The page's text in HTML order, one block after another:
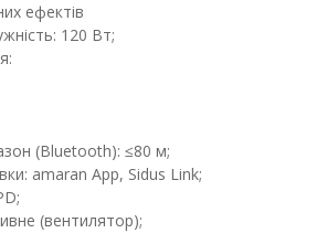
ефектів
120 Вт;
(Bluetooth): ≤80 м;
amaran App, Sidus Link;
(вентилятор);